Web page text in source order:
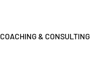
COACHING & CONSULTING